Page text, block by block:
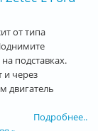
от типа
подставках.
и через
двигатель
Подробнее..